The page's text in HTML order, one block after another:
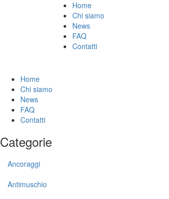
Home
Chi siamo
News
FAQ
Contatti
Home
Chi siamo
News
FAQ
Contatti
Categorie
Ancoraggi
Antimuschio